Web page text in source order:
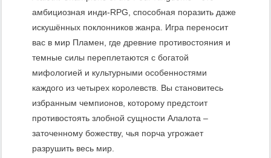
амбициозная инди-RPG, способная поразить даже
искушённых поклонников жанра. Игра переносит
вас в мир Пламен, где древние противостояния и
темные силы переплетаются с богатой
мифологией и культурными особенностями
каждого из четырех королевств. Вы становитесь
избранным чемпионов, которому предстоит
противостоять злобной сущности Алалота –
заточенному божеству, чья порча угрожает
разрушить весь мир.